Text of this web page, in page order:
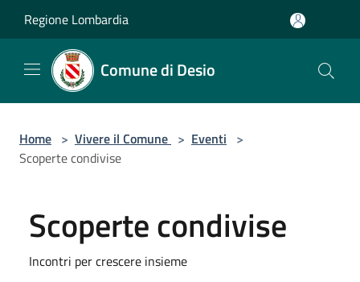
Regione Lombardia
Comune di Desio
Home > Vivere il Comune > Eventi >
Scoperte condivise
Scoperte condivise
Incontri per crescere insieme